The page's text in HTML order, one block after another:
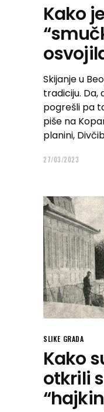
Kako
Skijanje u
tradiciju. Da,
pogrešli pa
piše na
planini,
27/03/2023
SLIKE GRADA
Kako
otkrili